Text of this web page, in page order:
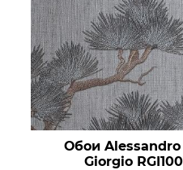
Обои
Giorgio